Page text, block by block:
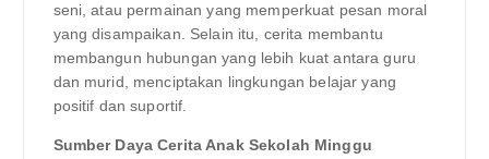
seni, atau permainan yang memperkuat pesan moral
yang disampaikan. Selain itu, cerita membantu
membangun hubungan yang lebih kuat antara guru
dan murid, menciptakan lingkungan belajar yang
positif dan suportif.
Sumber Daya Cerita Anak Sekolah Minggu